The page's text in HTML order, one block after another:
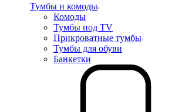
Тумбы и комоды
Комоды
Тумбы под TV
Прикроватные тумбы
Тумбы для обуви
Банкетки